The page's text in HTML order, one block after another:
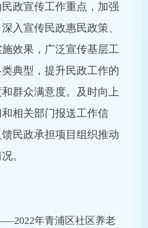
政宣传工作重点，加强
入宣传民政惠民政策、
效果，广泛宣传基层工
典型，提升民政工作的
群众满意度。及时向上
相关部门报送工作信
民政承担项目组织推动
。
年青浦区社区养老